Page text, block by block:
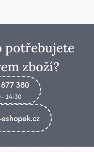
potřebujete
zboží?
380
- 14:30